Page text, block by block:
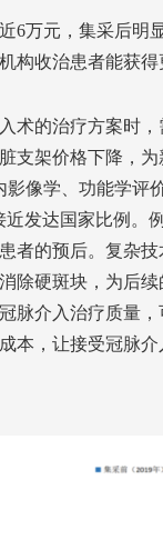
6万元，集采后明
收治患者能获
术的治疗方案时
支架价格下降，
像学、功能学评
近发达国家比例
者的预后。复杂
除硬斑块，为后
脉介入治疗质量
本，让接受冠脉